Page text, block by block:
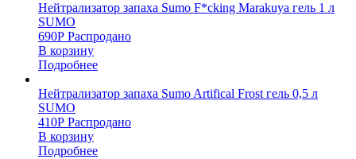
Нейтрализатор запаха Sumo F*cking Marakuya гель 1 л
SUMO
690Р Распродано
В корзину
Подробнее
Нейтрализатор запаха Sumo Artifical Frost гель 0,5 л
SUMO
410Р Распродано
В корзину
Подробнее